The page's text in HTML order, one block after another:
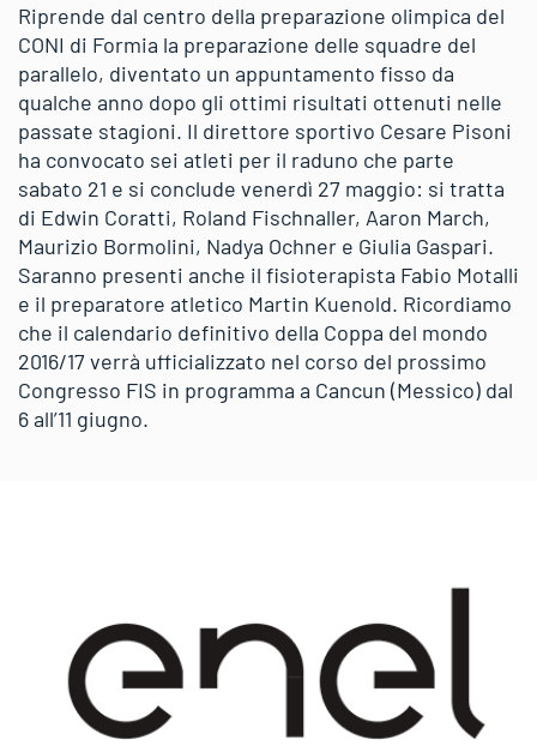
Riprende dal centro della preparazione olimpica del
CONI di Formia la preparazione delle squadre del
parallelo, diventato un appuntamento fisso da
qualche anno dopo gli ottimi risultati ottenuti nelle
passate stagioni. Il direttore sportivo Cesare Pisoni
ha convocato sei atleti per il raduno che parte
sabato 21 e si conclude venerdì 27 maggio: si tratta
di Edwin Coratti, Roland Fischnaller, Aaron March,
Maurizio Bormolini, Nadya Ochner e Giulia Gaspari.
Saranno presenti anche il fisioterapista Fabio Motalli
e il preparatore atletico Martin Kuenold. Ricordiamo
che il calendario definitivo della Coppa del mondo
2016/17 verrà ufficializzato nel corso del prossimo
Congresso FIS in programma a Cancun (Messico) dal
6 all’11 giugno.